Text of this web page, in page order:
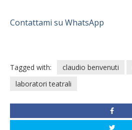
Contattami su WhatsApp
Tagged with: claudio benvenuti
laboratori teatrali